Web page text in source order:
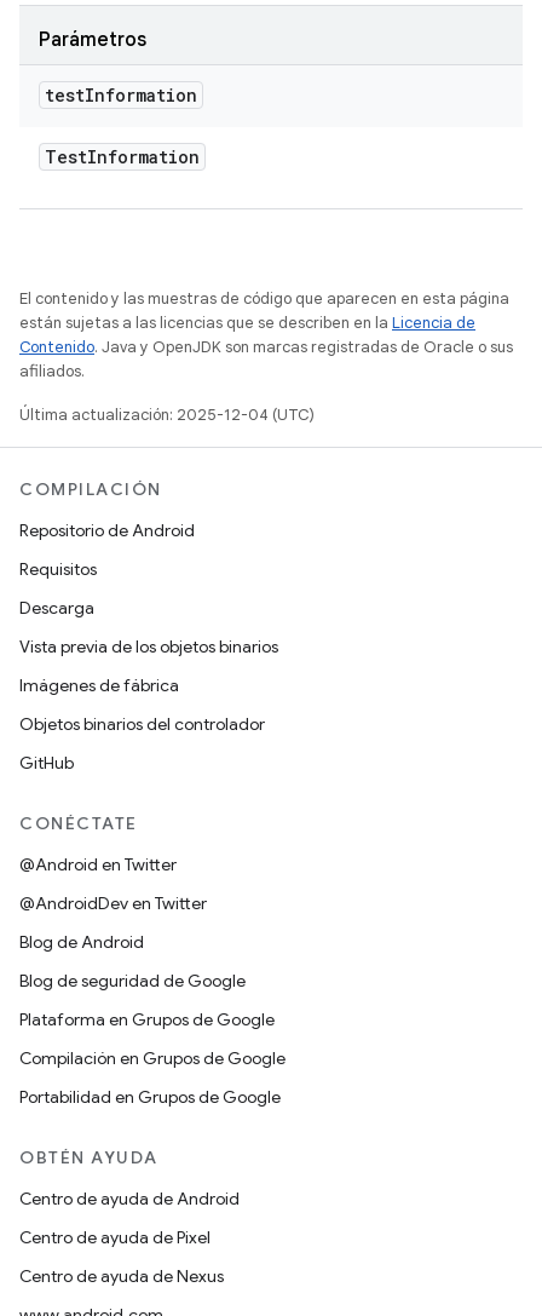
Parámetros
testInformation
TestInformation
El contenido y las muestras de código que aparecen en esta página
están sujetas a las licencias que se describen en la Licencia de
Contenido. Java y OpenJDK son marcas registradas de Oracle o sus
afiliados.
Última actualización: 2025-12-04 (UTC)
COMPILACIÓN
Repositorio de Android
Requisitos
Descarga
Vista previa de los objetos binarios
Imágenes de fábrica
Objetos binarios del controlador
GitHub
CONÉCTATE
@Android en Twitter
@AndroidDev en Twitter
Blog de Android
Blog de seguridad de Google
Plataforma en Grupos de Google
Compilación en Grupos de Google
Portabilidad en Grupos de Google
OBTÉN AYUDA
Centro de ayuda de Android
Centro de ayuda de Pixel
Centro de ayuda de Nexus